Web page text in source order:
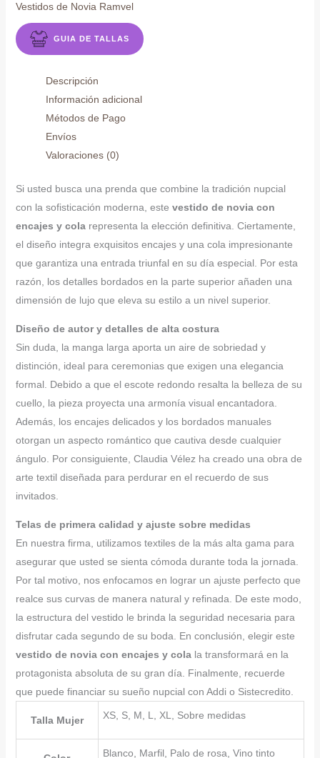
Vestidos de Novia Ramvel
GUIA DE TALLAS
Descripción
Información adicional
Métodos de Pago
Envíos
Valoraciones (0)
Si usted busca una prenda que combine la tradición nupcial
con la sofisticación moderna, este vestido de novia con
encajes y colarepresenta la elección definitiva. Ciertamente,
el diseño integra exquisitos encajes y una cola impresionante
que garantiza una entrada triunfal en su día especial. Por esta
razón, los detalles bordados en la parte superior añaden una
dimensión de lujo que eleva su estilo a un nivel superior.
Diseño de autor y detalles de alta costura
Sin duda, la manga larga aporta un aire de sobriedad y
distinción, ideal para ceremonias que exigen una elegancia
formal. Debido a que el escote redondo resalta la belleza de su
cuello, la pieza proyecta una armonía visual encantadora.
Además, los encajes delicados y los bordados manuales
otorgan un aspecto romántico que cautiva desde cualquier
ángulo. Por consiguiente, Claudia Vélez ha creado una obra de
arte textil diseñada para perdurar en el recuerdo de sus
invitados.
Telas de primera calidad y ajuste sobre medidas
En nuestra firma, utilizamos textiles de la más alta gama para
asegurar que usted se sienta cómoda durante toda la jornada.
Por tal motivo, nos enfocamos en lograr un ajuste perfecto que
realce sus curvas de manera natural y refinada. De este modo,
la estructura del vestido le brinda la seguridad necesaria para
disfrutar cada segundo de su boda. En conclusión, elegir este
vestido de novia con encajes y colala transformará en la
protagonista absoluta de su gran día. Finalmente, recuerde
que puede financiar su sueño nupcial con Addi o Sistecredito.
Talla Mujer XS, S, M, L, XL, Sobre medidas
Blanco, Marfil, Palo de rosa, Vino tinto